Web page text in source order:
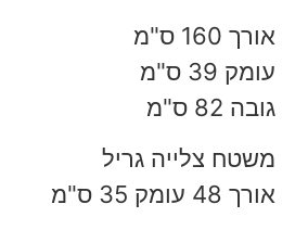
אורך 160 ס"מ
עומק 39 ס"מ
גובה 82 ס"מ
משטח צלייה גריל
אורך 48 עומק 35 ס"מ